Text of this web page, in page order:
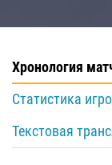
Хронология
Статистика
Текстовая